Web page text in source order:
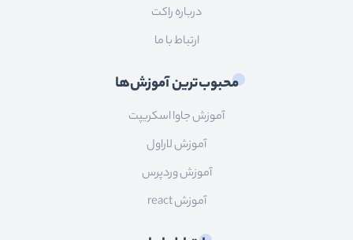
درباره راکت
ارتباط با ما
محبوب‌ترین آموزش‌ها
آموزش جاوا اسکریپت
آموزش لاراول
آموزش وردپرس
آموزش react